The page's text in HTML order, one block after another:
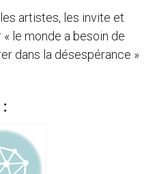
artistes, les invite et
le monde a besoin de
dans la désespérance »